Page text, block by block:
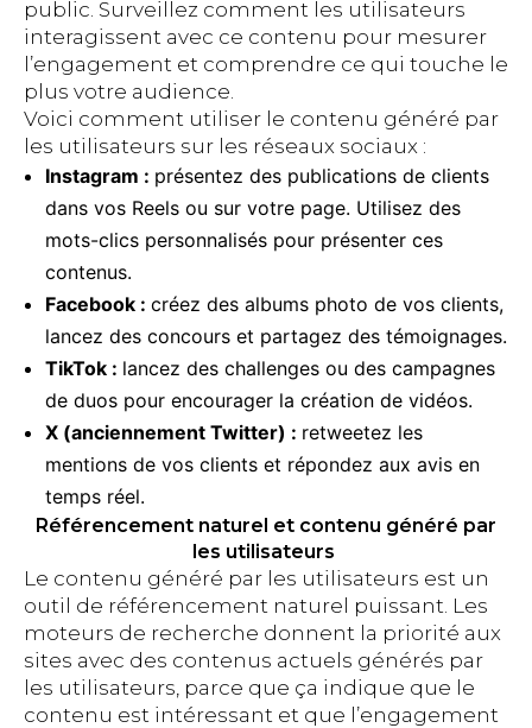
public. Surveillez comment les utilisateurs
interagissent avec ce contenu pour mesurer
l’engagement et comprendre ce qui touche le
plus votre audience.
Voici comment utiliser le contenu généré par
les utilisateurs sur les réseaux sociaux :
Instagram : présentez des publications de clients
dans vos Reels ou sur votre page. Utilisez des
mots-clics personnalisés pour présenter ces
contenus.
Facebook : créez des albums photo de vos clients,
lancez des concours et partagez des témoignages.
TikTok : lancez des challenges ou des campagnes
de duos pour encourager la création de vidéos.
X (anciennement Twitter) : retweetez les
mentions de vos clients et répondez aux avis en
temps réel.
Référencement naturel et contenu généré par
les utilisateurs
Le contenu généré par les utilisateurs est un
outil de référencement naturel puissant. Les
moteurs de recherche donnent la priorité aux
sites avec des contenus actuels générés par
les utilisateurs, parce que ça indique que le
contenu est intéressant et que l’engagement